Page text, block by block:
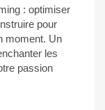
: optimiser
pour
moment. Un
les
passion